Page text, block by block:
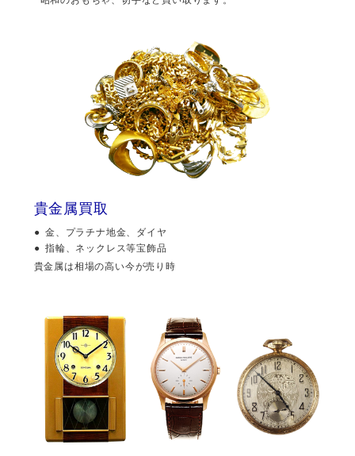
貴金属買取
金、プラチナ地金、ダイヤ
指輪、ネックレス等宝飾品
貴金属は相場の高い今が売り時